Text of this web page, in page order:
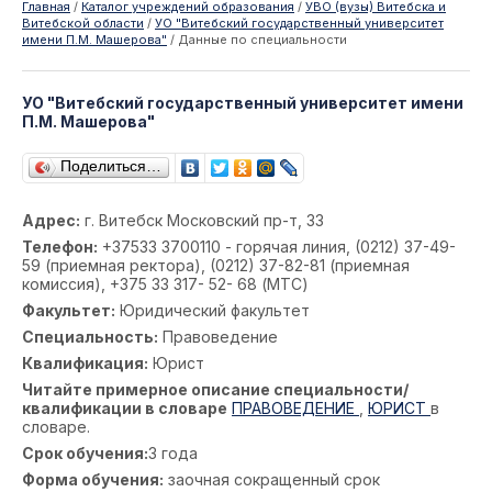
Главная / Каталог учреждений образования / УВО (вузы) Витебска и
Витебской области / УО "Витебский государственный университет
имени П.М. Машерова" / Данные по специальности
УО "Витебский государственный университет имени
П.М. Машерова"
Поделиться…
Адрес: г. Витебск Московский пр-т, 33
Телефон: +37533 3700110 - горячая линия, (0212) 37-49-
59 (приемная ректора), (0212) 37-82-81 (приемная
комиссия), +375 33 317- 52- 68 (МТС)
Факультет: Юридический факультет
Специальность: Правоведение
Квалификация: Юрист
Читайте примерное описание специальности/
квалификации в словаре ПРАВОВЕДЕНИЕ ЮРИСТ в
словаре.
Срок обучения:3 года
Форма обучения: заочная сокращенный срок